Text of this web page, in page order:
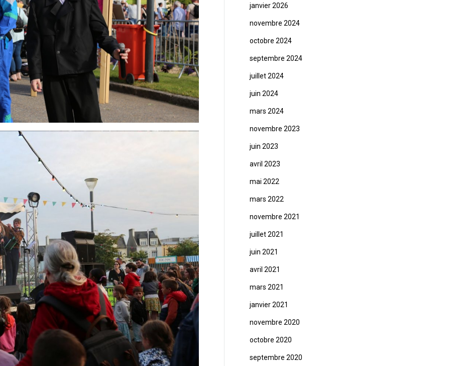
janvier 2026
novembre 2024
octobre 2024
septembre 2024
juillet 2024
juin 2024
mars 2024
novembre 2023
juin 2023
avril 2023
mai 2022
mars 2022
novembre 2021
juillet 2021
juin 2021
avril 2021
mars 2021
janvier 2021
novembre 2020
octobre 2020
septembre 2020